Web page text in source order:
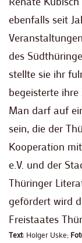
ebenfalls seit
des
stellte sie ihr
begeisterte ihre
Man darf auf
sein, die der
Kooperation
e.V. und der
Thüringer
gefördert wird
Freistaates
Text: Holger Uske;